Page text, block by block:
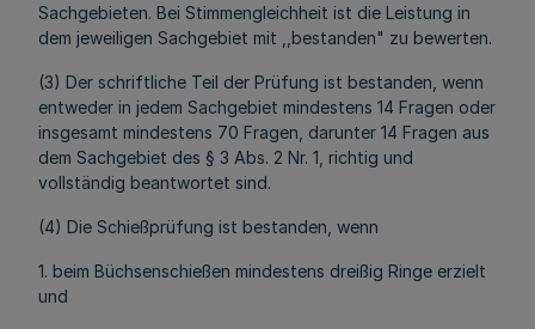
Sachgebieten. Bei Stimmengleichheit ist die Leistung in
dem jeweiligen Sachgebiet mit ,,bestanden" zu bewerten.
(3) Der schriftliche Teil der Prüfung ist bestanden, wenn
entweder in jedem Sachgebiet mindestens 14 Fragen oder
insgesamt mindestens 70 Fragen, darunter 14 Fragen aus
dem Sachgebiet des § 3 Abs. 2 Nr. 1, richtig und
vollständig beantwortet sind.
(4) Die Schießprüfung ist bestanden, wenn
1. beim Büchsenschießen mindestens dreißig Ringe erzielt
und